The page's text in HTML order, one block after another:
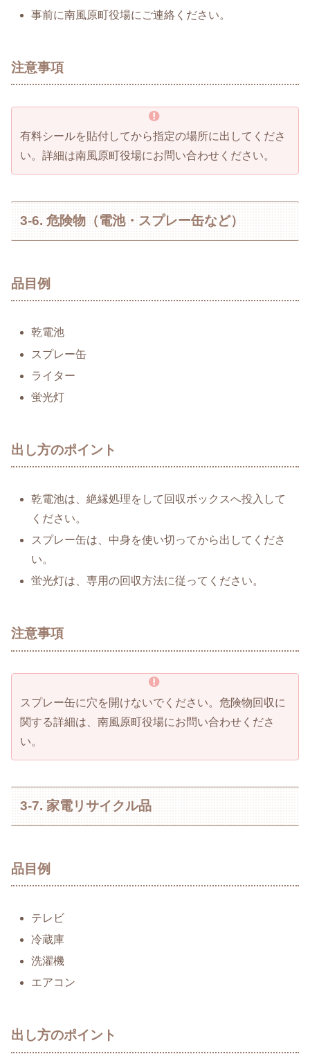
事前に南風原町役場にご連絡ください。
注意事項
有料シールを貼付してから指定の場所に出してくださ
い。詳細は南風原町役場にお問い合わせください。
3-6. 危険物（電池・スプレー缶など）
品目例
乾電池
スプレー缶
ライター
蛍光灯
出し方のポイント
乾電池は、絶縁処理をして回収ボックスへ投入して
ください。
スプレー缶は、中身を使い切ってから出してくださ
い。
蛍光灯は、専用の回収方法に従ってください。
注意事項
スプレー缶に穴を開けないでください。危険物回収に
関する詳細は、南風原町役場にお問い合わせくださ
い。
3-7. 家電リサイクル品
品目例
テレビ
冷蔵庫
洗濯機
エアコン
出し方のポイント